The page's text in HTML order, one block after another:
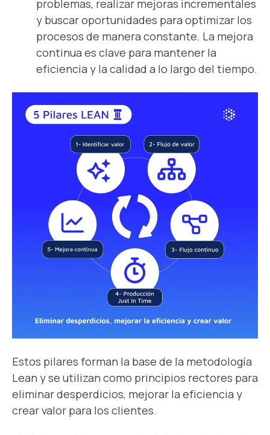
problemas, realizar mejoras incrementales
y buscar oportunidades para optimizar los
procesos de manera constante. La mejora
continua es clave para mantener la
eficiencia y la calidad a lo largo del tiempo.
Estos pilares forman la base de la metodología
Lean y se utilizan como principios rectores para
eliminar desperdicios, mejorar la eficiencia y
crear valor para los clientes.